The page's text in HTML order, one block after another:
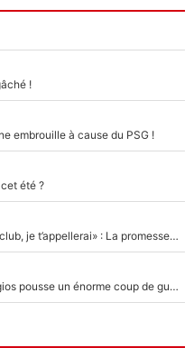
!
embrouille à cause du PSG !
été ?
Mercato - OM - «Dès que je prends un club, je t’appellerai» : La promesse de Marcelino au moment de claquer la porte
Victime de racisme contre Murray, Kyrgios pousse un énorme coup de gueule !